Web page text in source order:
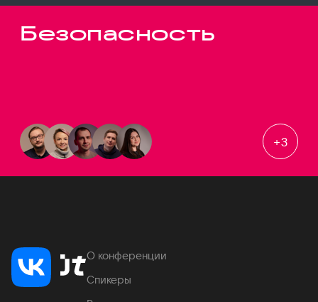
Безопасность
+3
О конференции
Спикеры